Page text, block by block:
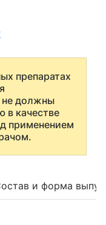
препаратах
не должны
в качестве
применением
и форма